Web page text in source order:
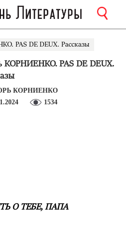
PAS DE DEUX. Рассказы
КОРНИЕНКО. PAS DE DEUX.
КОРНИЕНКО
1534
О ТЕБЕ, ПАПА